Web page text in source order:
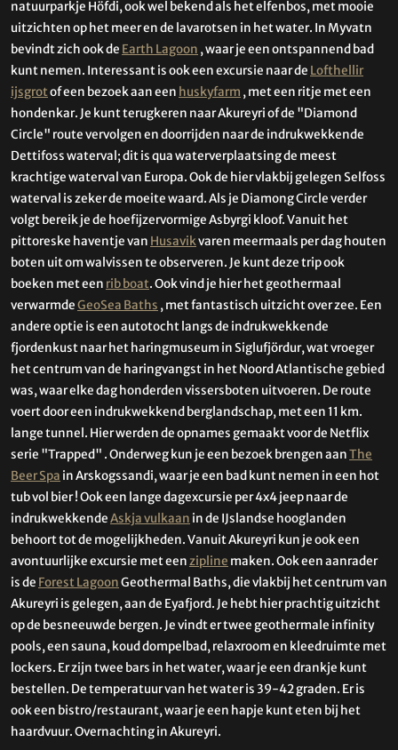
natuurparkje Höfdi, ook wel bekend als het elfenbos, met mooie
uitzichten op het meer en de lavarotsen in het water. In Myvatn
bevindt zich ook de Earth Lagoon , waar je een ontspannend bad
kunt nemen. Interessant is ook een excursie naar de Lofthellir
ijsgrotof een bezoek aan een huskyfarm , met een ritje met een
hondenkar. Je kunt terugkeren naar Akureyri of de "Diamond
Circle" route vervolgen en doorrijden naar de indrukwekkende
Dettifoss waterval; dit is qua waterverplaatsing de meest
krachtige waterval van Europa. Ook de hier vlakbij gelegen Selfoss
waterval is zeker de moeite waard. Als je Diamong Circle verder
volgt bereik je de hoefijzervormige Asbyrgi kloof. Vanuit het
pittoreske haventje van Husavikvaren meermaals per dag houten
boten uit om walvissen te observeren. Je kunt deze trip ook
boeken met een rib boat. Ook vind je hier het geothermaal
verwarmdeGeoSea Baths , met fantastisch uitzicht over zee. Een
andere optie is een autotocht langs de indrukwekkende
fjordenkust naar het haringmuseum in Siglufjördur, wat vroeger
het centrum van de haringvangst in het Noord Atlantische gebied
was, waar elke dag honderden vissersboten uitvoeren. De route
voert door een indrukwekkend berglandschap, met een 11 km.
lange tunnel. Hier werden de opnames gemaakt voor de Netflix
serie "Trapped" . Onderweg kun je een bezoek brengen aanThe
Beer Spa in Arskogssandi, waar je een bad kunt nemen in een hot
tub vol bier ! Ook een lange dagexcursie per 4x4 jeep naar de
indrukwekkendeAskja vulkaan in de IJslandse hooglanden
behoort tot de mogelijkheden. Vanuit Akureyri kun je ook een
avontuurlijke excursie met eenzipline maken. Ook een aanrader
is de Forest LagoonGeothermal Baths, die vlakbij het centrum van
Akureyri is gelegen, aan de Eyafjord. Je hebt hier prachtig uitzicht
op de besneeuwde bergen. Je vindt er twee geothermale infinity
pools, een sauna, koud dompelbad, relaxroom en kleedruimte met
lockers. Er zijn twee bars in het water, waar je een drankje kunt
bestellen. De temperatuur van het water is 39-42 graden. Er is
ook een bistro/restaurant, waar je een hapje kunt eten bij het
haardvuur. Overnachting in Akureyri.